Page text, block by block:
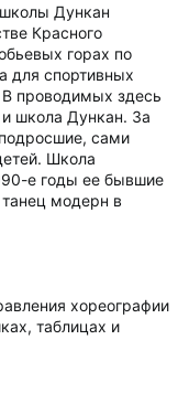
Дункан
Красного
горах по
для спортивных
проводимых здесь
школа Дункан. За
сами
Школа
е годы ее бывшие
модерн в
хореографии
таблицах и